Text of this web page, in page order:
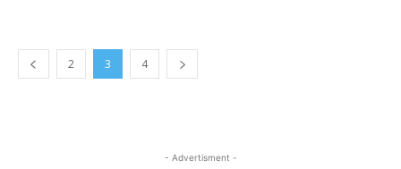
2 3 4
- Advertisment -